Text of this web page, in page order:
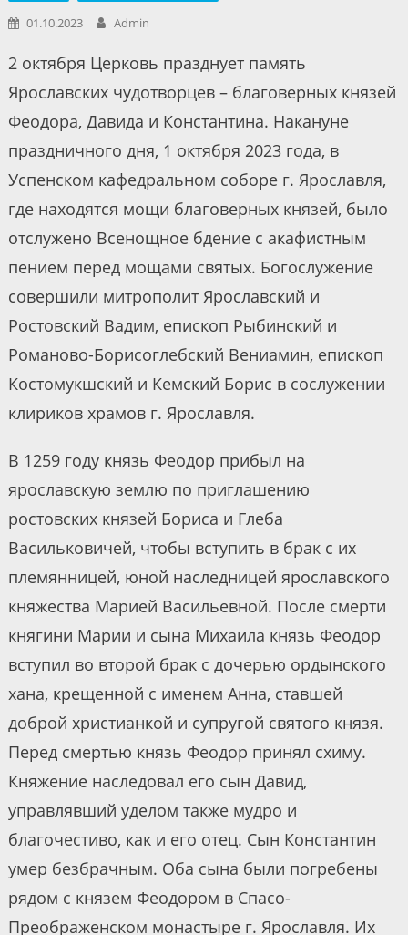
01.10.2023 Admin
2 октября Церковь празднует память
Ярославских чудотворцев – благоверных князей
Феодора, Давида и Константина. Накануне
праздничного дня, 1 октября 2023 года, в
Успенском кафедральном соборе г. Ярославля,
где находятся мощи благоверных князей, было
отслужено Всенощное бдение с акафистным
пением перед мощами святых. Богослужение
совершили митрополит Ярославский и
Ростовский Вадим, епископ Рыбинский и
Романово-Борисоглебский Вениамин, епископ
Костомукшский и Кемский Борис в сослужении
клириков храмов г. Ярославля.
В 1259 году князь Феодор прибыл на
ярославскую землю по приглашению
ростовских князей Бориса и Глеба
Васильковичей, чтобы вступить в брак с их
племянницей, юной наследницей ярославского
княжества Марией Васильевной. После смерти
княгини Марии и сына Михаила князь Феодор
вступил во второй брак с дочерью ордынского
хана, крещенной с именем Анна, ставшей
доброй христианкой и супругой святого князя.
Перед смертью князь Феодор принял схиму.
Княжение наследовал его сын Давид,
управлявший уделом также мудро и
благочестиво, как и его отец. Сын Константин
умер безбрачным. Оба сына были погребены
рядом с князем Феодором в Спасо-
Преображенском монастыре г. Ярославля. Их